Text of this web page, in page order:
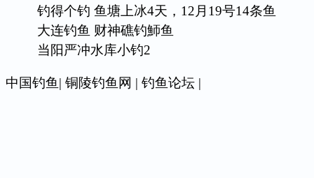
钓得个钓 鱼塘上冰4天，12月19号14条鱼
大连钓鱼 财神礁钓魳鱼
当阳严冲水库小钓2
中国钓鱼| 铜陵钓鱼网 | 钓鱼论坛 |